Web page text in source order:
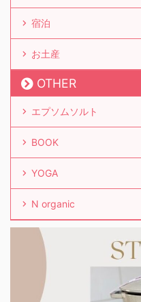
宿泊
お土産
OTHER
エプソムソルト
BOOK
YOGA
N organic